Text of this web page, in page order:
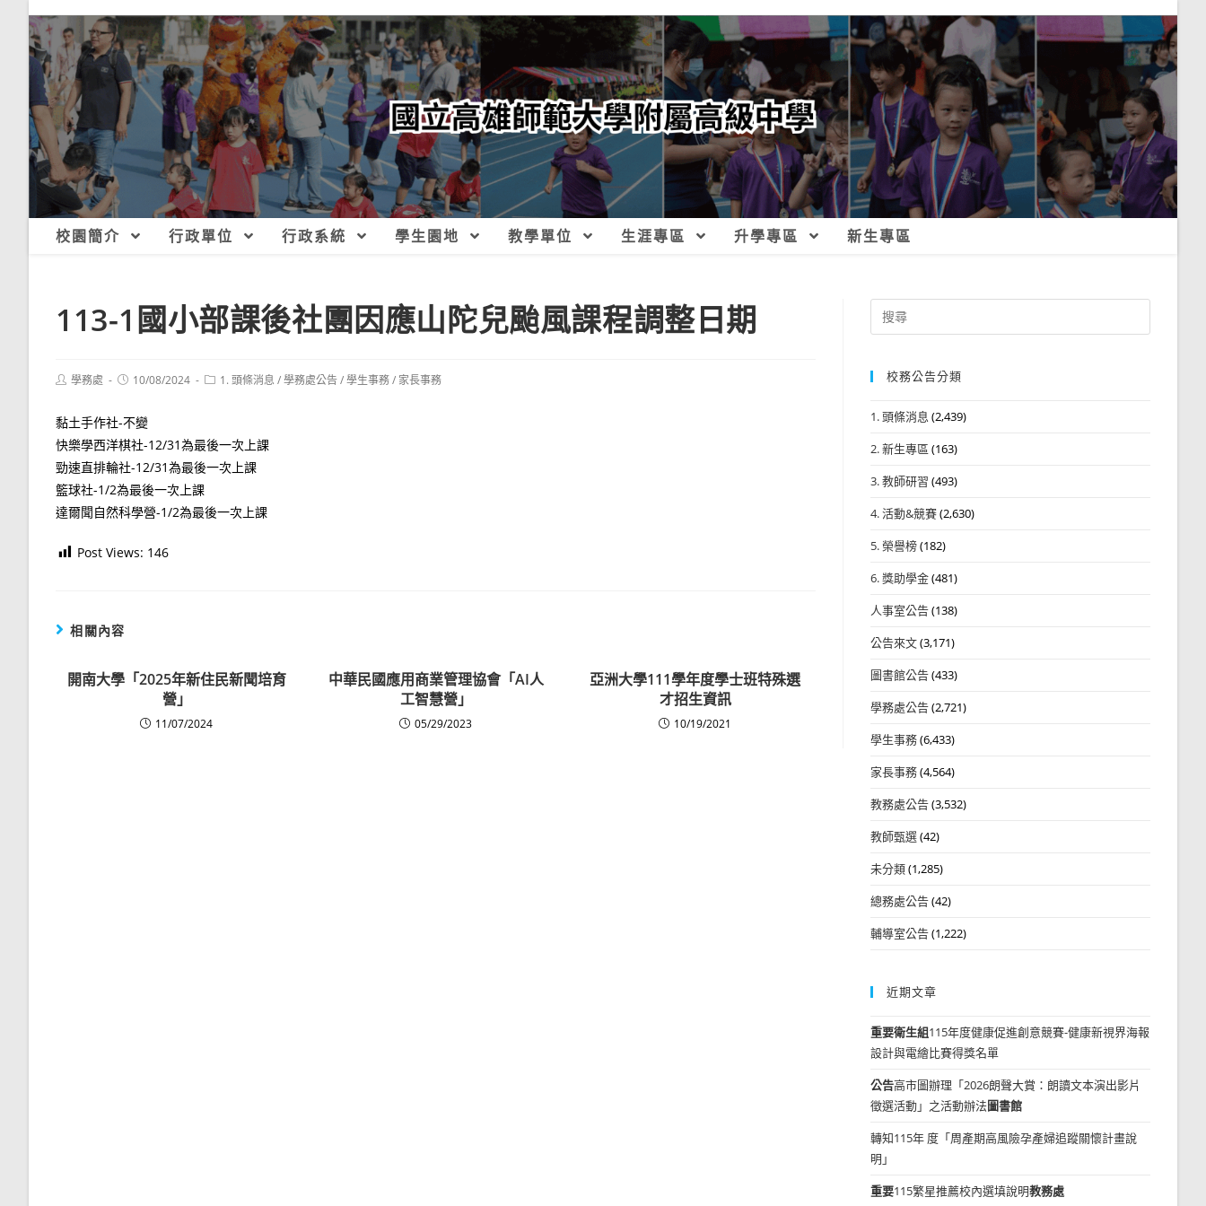
校園簡介 行政單位 行政系統 學生園地 教學單位 生涯專區 升學專區 新生專區
113-1國小部課後社團因應山陀兒颱風課程調整日期
Post學務處
Post10/08/2024
Post1. 頭條消息 /學務處公告/學生事務/ 家長事務
黏土手作社-不變
快樂學西洋棋社-12/31為最後一次上課
勁速直排輪社-12/31為最後一次上課
籃球社-1/2為最後一次上課
達爾聞自然科學營-1/2為最後一次上課
Post Views: 146
相關內容
開南大學「2025年新住民新聞培育
營」
11/07/2024
中華民國應用商業管理協會「AI人
工智慧營」
05/29/2023
亞洲大學111學年度學士班特殊選
才招生資訊
10/19/2021
Search
for:
校務公告分類
1. 頭條消息 (2,439)
2. 新生專區 (163)
3. 教師研習 (493)
4. 活動&競賽(2,630)
5. 榮譽榜(182)
6. 獎助學金(481)
人事室公告(138)
公告來文(3,171)
圖書館公告(433)
學務處公告(2,721)
學生事務(6,433)
家長事務(4,564)
教務處公告(3,532)
教師甄選(42)
未分類(1,285)
總務處公告(42)
輔導室公告(1,222)
近期文章
重要衛生組115年度健康促進創意競賽-健康新視界海報
設計與電繪比賽得獎名單
公告高市圖辦理「2026朗聲大賞：朗讀文本演出影片
徵選活動」之活動辦法圖書館
轉知115年 度「周產期高風險孕產婦追蹤關懷計畫說
明」
重要115繁星推薦校內選填說明教務處